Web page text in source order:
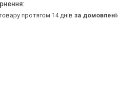
протягом 14 днів за